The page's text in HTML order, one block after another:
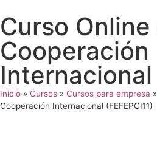
Curso Online
Cooperación
Internacional
Inicio » Cursos » Cursos para empresa »
Cooperación Internacional (FEFEPCI11)